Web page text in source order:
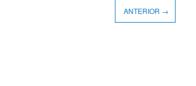
ANTERIOR →